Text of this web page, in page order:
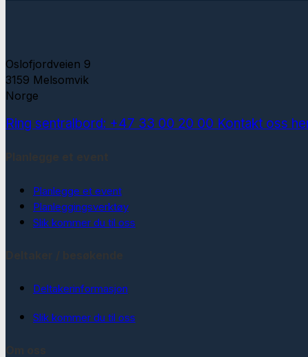
Oslofjordveien 9
3159 Melsomvik
Norge
Ring sentralbord: +47 33 00 20 00 Kontakt oss
Planlegge et event
Planleggingsverktøy
Slik kommer du til oss
Deltakerinformasjon
Slik kommer du til oss